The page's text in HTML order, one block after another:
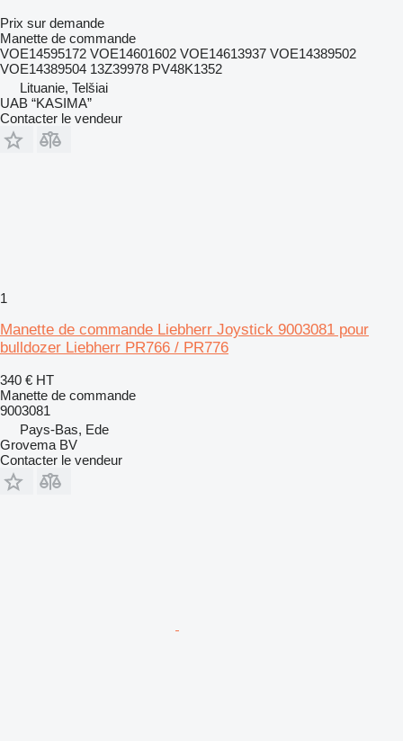
Prix sur demande
Manette de commande
VOE14595172 VOE14601602 VOE14613937 VOE14389502
VOE14389504 13Z39978 PV48K1352
Lituanie, Telšiai
UAB “KASIMA”
Contacter le vendeur
1
Manette de commande Liebherr Joystick 9003081 pour
bulldozer Liebherr PR766 / PR776
340 € HT
Manette de commande
9003081
Pays-Bas, Ede
Grovema BV
Contacter le vendeur